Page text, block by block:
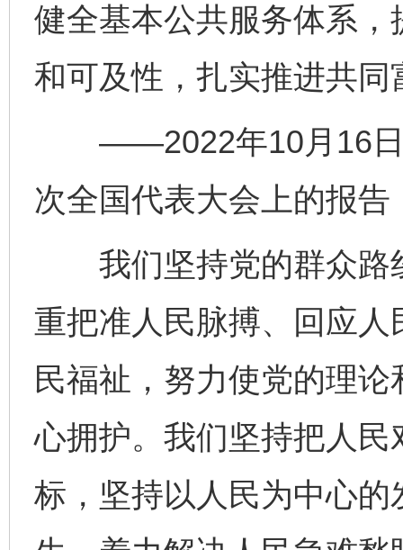
健全基本公共服务体系
和可及性，扎实推进共同
——2022年10月16日
次全国代表大会上的报告
我们坚持党的群众路
重把准人民脉搏、回应
民福祉，努力使党的理
心拥护。我们坚持把人
标，坚持以人民为中心